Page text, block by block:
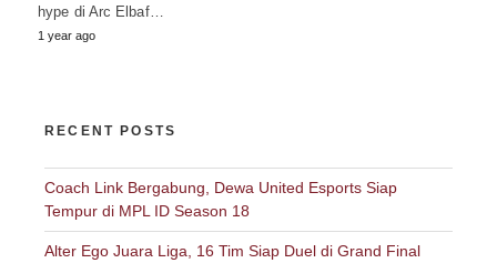
hype di Arc Elbaf…
1 year ago
RECENT POSTS
Coach Link Bergabung, Dewa United Esports Siap
Tempur di MPL ID Season 18
Alter Ego Juara Liga, 16 Tim Siap Duel di Grand Final